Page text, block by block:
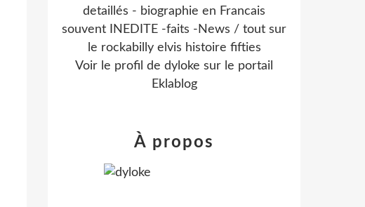
detaillés - biographie en Francais
souvent INEDITE -faits -News / tout sur
le rockabilly elvis histoire fifties
Voir le profil de dyloke sur le portail
Eklablog
À propos